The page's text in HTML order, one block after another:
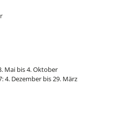
Mai bis 4. Oktober
4. Dezember bis 29. März